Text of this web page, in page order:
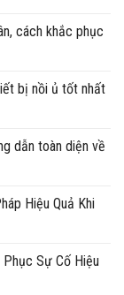
cách khắc phục
bị nồi ủ tốt nhất
dẫn toàn diện về
Hiệu Quả Khi
Sự Cố Hiệu